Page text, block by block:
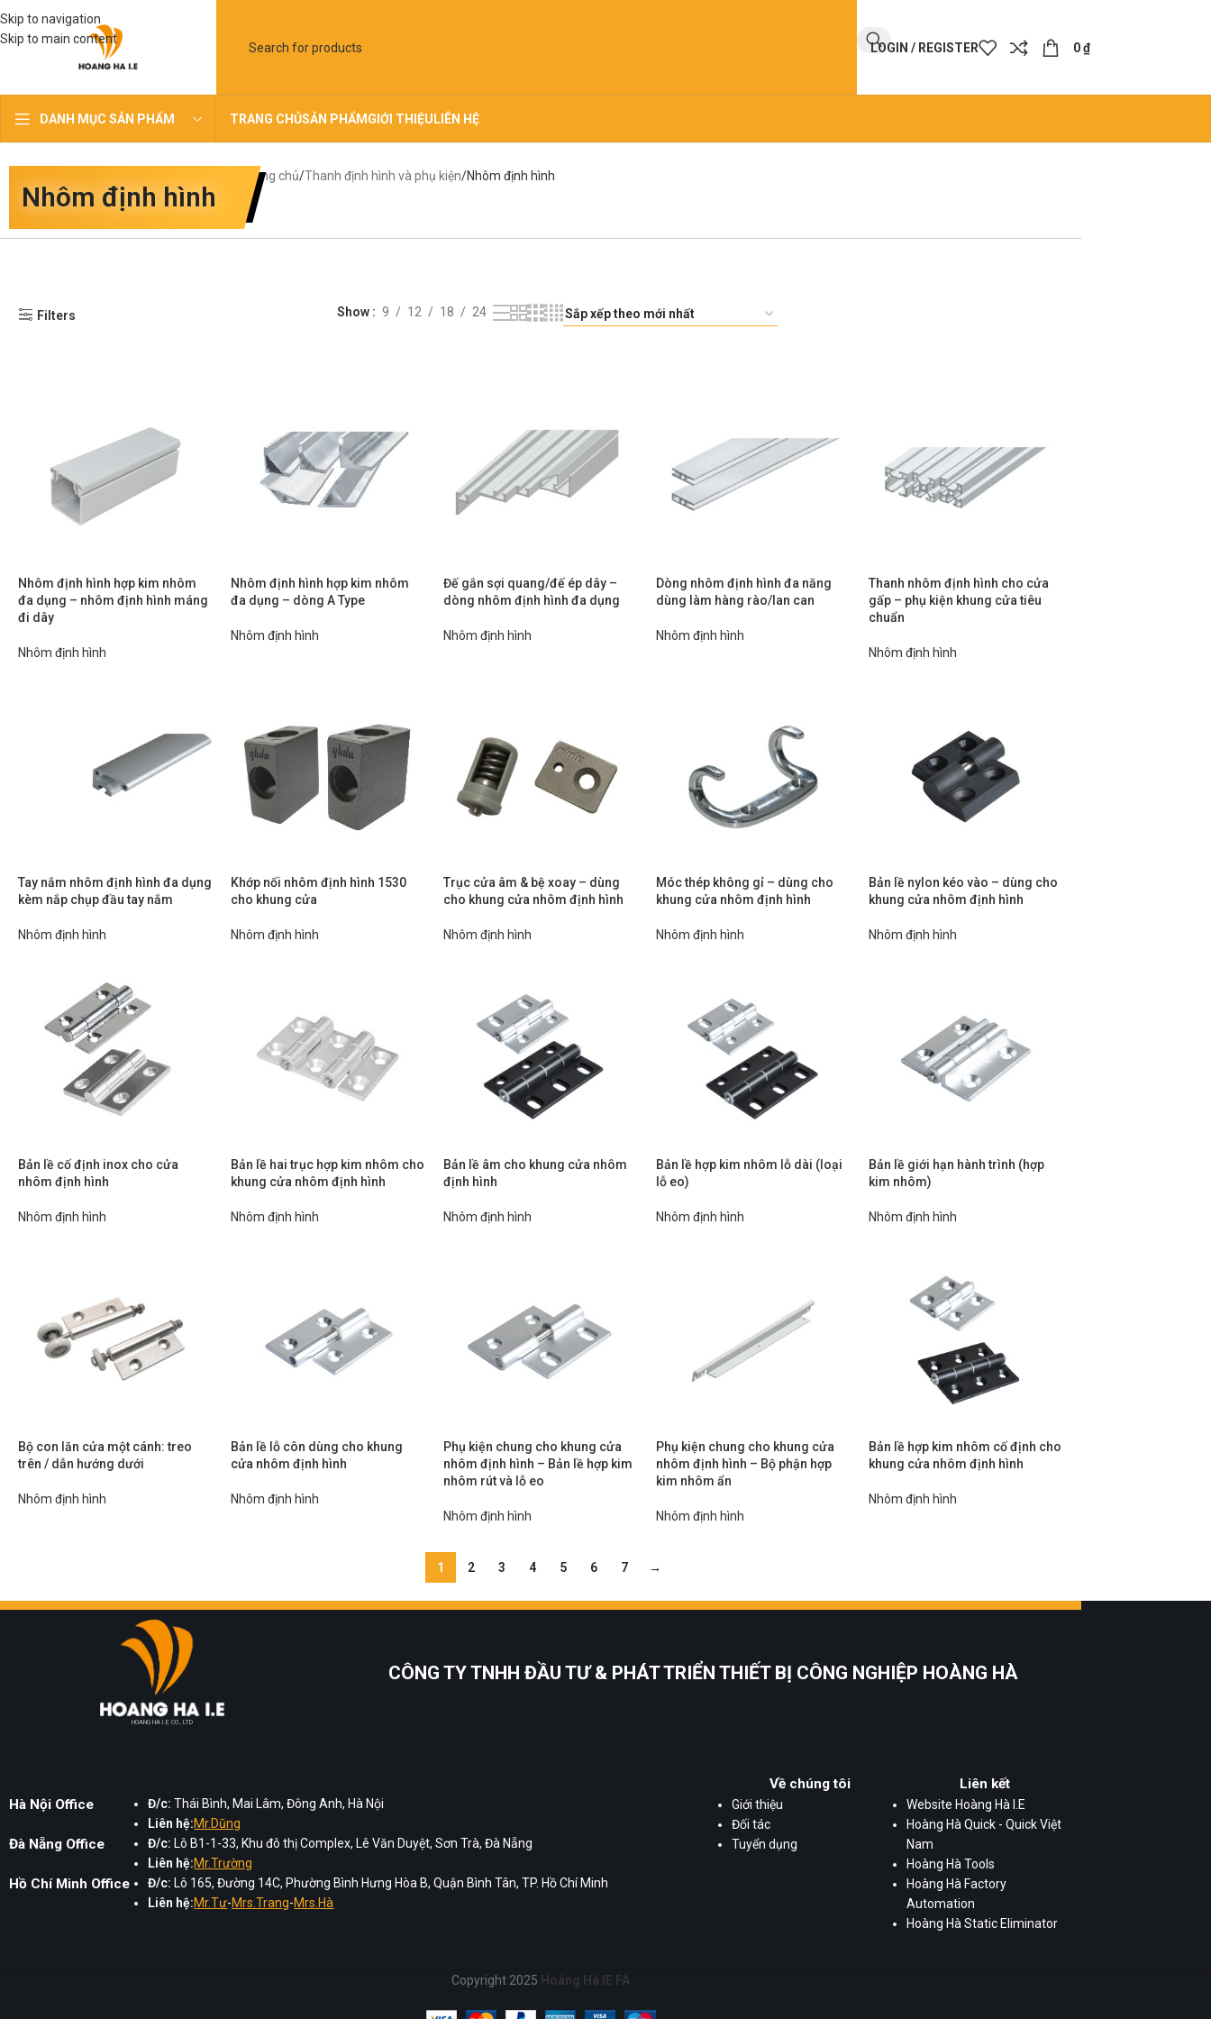
Skip to navigation
Skip to main content
LOGIN / REGISTER 0₫
DANH MỤC SẢN PHẨM TRANG CHỦSẢN PHẨMGIỚI THIỆULIÊN HỆ
Nhôm định hình
Trang chủ Thanh định hình và phụ kiện Nhôm định hình
Filters Show 9 12 18 24
Nhôm định hình hợp kim nhôm
đa dụng – nhôm định hình máng
đi dây
Nhôm định hình
Nhôm định hình hợp kim nhôm
đa dụng – dòng A Type
Nhôm định hình
Đế gắn sợi quang/đế ép dây –
dòng nhôm định hình đa dụng
Nhôm định hình
Dòng nhôm định hình đa năng
dùng làm hàng rào/lan can
Nhôm định hình
Thanh nhôm định hình cho cửa
gấp – phụ kiện khung cửa tiêu
chuẩn
Nhôm định hình
Tay nắm nhôm định hình đa dụng
kèm nắp chụp đầu tay nắm
Nhôm định hình
Khớp nối nhôm định hình 1530
cho khung cửa
Nhôm định hình
Trục cửa âm & bệ xoay – dùng
cho khung cửa nhôm định hình
Nhôm định hình
Móc thép không gỉ – dùng cho
khung cửa nhôm định hình
Nhôm định hình
Bản lề nylon kéo vào – dùng cho
khung cửa nhôm định hình
Nhôm định hình
Bản lề cố định inox cho cửa
nhôm định hình
Nhôm định hình
Bản lề hai trục hợp kim nhôm cho
khung cửa nhôm định hình
Nhôm định hình
Bản lề âm cho khung cửa nhôm
định hình
Nhôm định hình
Bản lề hợp kim nhôm lỗ dài (loại
lỗ eo)
Nhôm định hình
Bản lề giới hạn hành trình (hợp
kim nhôm)
Nhôm định hình
Bộ con lăn cửa một cánh: treo
trên / dẫn hướng dưới
Nhôm định hình
Bản lề lỗ côn dùng cho khung
cửa nhôm định hình
Nhôm định hình
Phụ kiện chung cho khung cửa
nhôm định hình – Bản lề hợp kim
nhôm rút và lỗ eo
Nhôm định hình
Phụ kiện chung cho khung cửa
nhôm định hình – Bộ phận hợp
kim nhôm ẩn
Nhôm định hình
Bản lề hợp kim nhôm cố định cho
khung cửa nhôm định hình
Nhôm định hình
1 2 3 4 5 6 7 →
HOANG HA I.E CO., LTD
CÔNG TY TNHH ĐẦU TƯ & PHÁT TRIỂN THIẾT BỊ CÔNG NGHIỆP HOÀNG HÀ
Hà Nội Office Đ/c: Thái Bình, Mai Lâm, Đông Anh, Hà Nội
Liên hệ:Mr.Dũng
Đà Nẵng Office Đ/c: Lô B1-1-33, Khu đô thị Complex, Lê Văn Duyệt, Sơn Trà, Đà Nẵng
Liên hệ:Mr.Trường
Hồ Chí Minh Office Đ/c: Lô 165, Đường 14C, Phường Bình Hưng Hòa B, Quận Bình Tân, TP. Hồ Chí Minh
Liên hệ:Mr.Tư-Mrs.Trang-Mrs.Hà
Về chúng tôi
Giới thiệu
Đối tác
Tuyển dụng
Liên kết
Website Hoàng Hà I.E
Hoàng Hà Quick - Quick Việt
Nam
Hoàng Hà Tools
Hoàng Hà Factory
Automation
Hoàng Hà Static Eliminator
Copyright 2025 Hoàng Hà IE FA